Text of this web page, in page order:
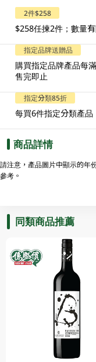
2件$258
$258任揀2件；數量
指定品牌送贈品
購買指定品牌產品每
售完即止
指定分類85折
每買6件指定分類產
商品詳情
請注意，產品圖片中顯示的年
參考。
同類商品推薦